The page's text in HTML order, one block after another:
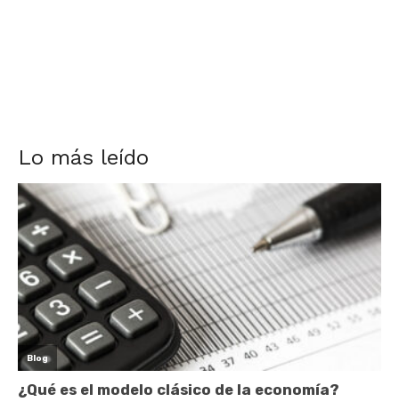
Lo más leído